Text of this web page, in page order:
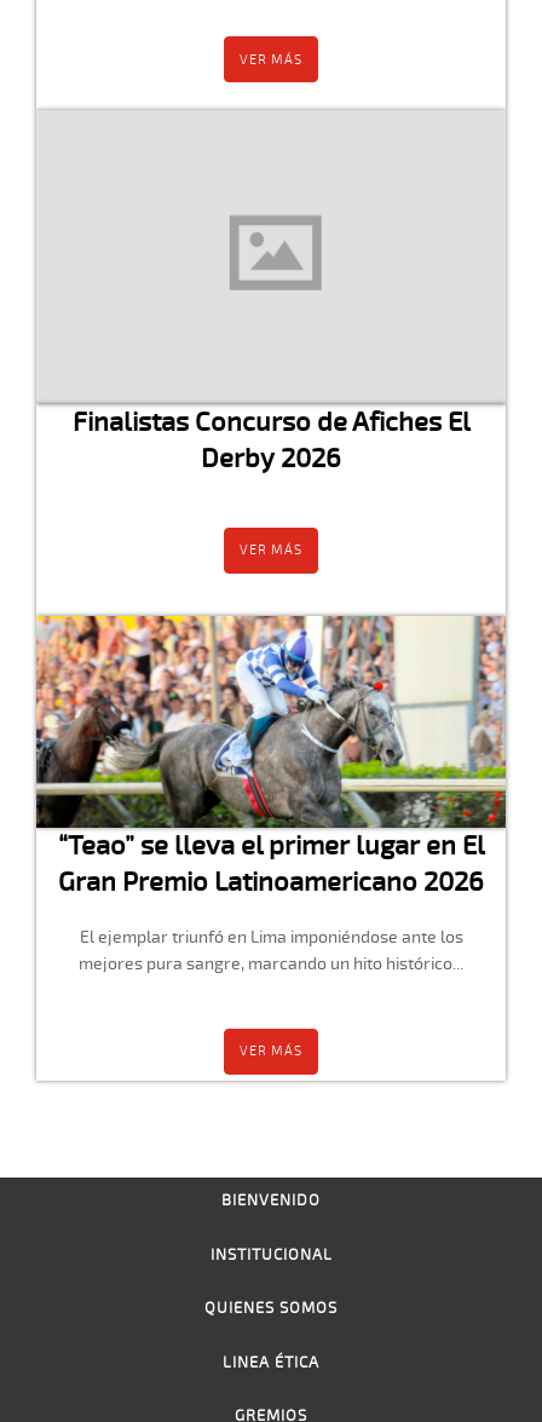
VER MÁS
Finalistas Concurso de Afiches El
Derby 2026
VER MÁS
“Teao” se lleva el primer lugar en El
Gran Premio Latinoamericano 2026
El ejemplar triunfó en Lima imponiéndose ante los
mejores pura sangre, marcando un hito histórico...
VER MÁS
BIENVENIDO
INSTITUCIONAL
QUIENES SOMOS
LINEA ÉTICA
GREMIOS